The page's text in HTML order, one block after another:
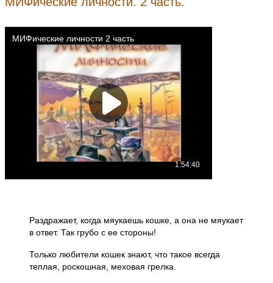
Раздражает, когда мяукаешь кошке, а она не мяукает
в ответ. Так грубо с ее стороны!
Только любители кошек знают, что такое всегда
теплая, роскошная, меховая грелка.